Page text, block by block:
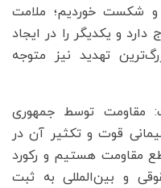
شکست خوردیم؛ ملامت
و یکدیگر را در ایجاد
تهدید نیز متوجه
مقاومت توسط جمهوری
قوت و تکثیر آن در
مقاومت هستیم و رکورد
و بین‌المللی به ثبت